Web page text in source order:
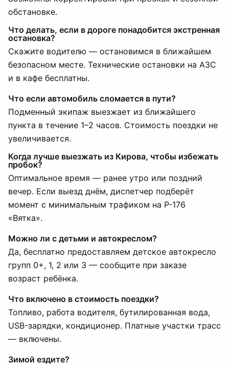
обстановке.
Что делать, если в дороге понадобится экстренная
остановка?
Скажите водителю — остановимся в ближайшем
безопасном месте. Технические остановки на АЗС
и в кафе бесплатны.
Что если автомобиль сломается в пути?
Подменный экипаж выезжает из ближайшего
пункта в течение 1–2 часов. Стоимость поездки не
увеличивается.
Когда лучше выезжать из Кирова, чтобы избежать
пробок?
Оптимальное время — ранее утро или поздний
вечер. Если выезд днём, диспетчер подберёт
момент с минимальным трафиком на Р-176
«Вятка».
Можно ли с детьми и автокреслом?
Да, бесплатно предоставляем детское автокресло
групп 0+, 1, 2 или 3 — сообщите при заказе
возраст ребёнка.
Что включено в стоимость поездки?
Топливо, работа водителя, бутилированная вода,
USB-зарядки, кондиционер. Платные участки трасс
— включены.
Зимой ездите?